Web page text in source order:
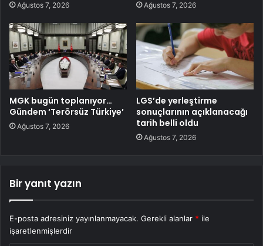
Ağustos 7, 2026 Ağustos 7, 2026
MGK bugün toplanıyor…
Gündem ‘Terörsüz Türkiye’
Ağustos 7, 2026
LGS’de yerleştirme
sonuçlarının açıklanacağı
tarih belli oldu
Ağustos 7, 2026
Bir yanıt yazın
E-posta adresiniz yayınlanmayacak. Gerekli alanlar * ile
işaretlenmişlerdir